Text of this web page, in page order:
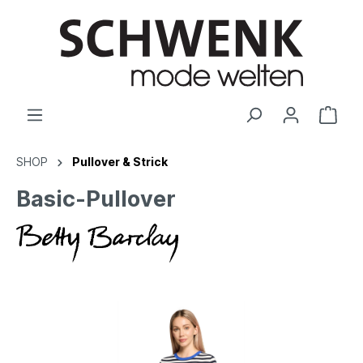
SHOP Pullover & Strick
Basic-Pullover